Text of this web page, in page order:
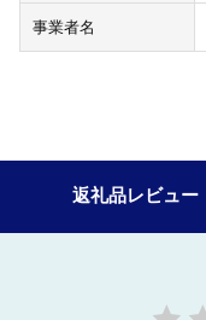
事業者名
返礼品レビュー